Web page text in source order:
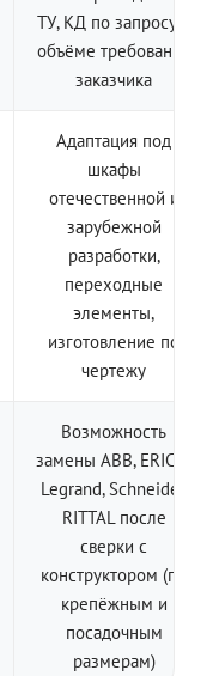
ТУ, КД по запросу в
объёме требований
заказчика
Адаптация под
шкафы
отечественной и
зарубежной
разработки,
переходные
элементы,
изготовление по
чертежу
Возможность
замены ABB, ERICO,
Legrand, Schneider,
RITTAL после
сверки с
конструктором (по
крепёжным и
посадочным
размерам)